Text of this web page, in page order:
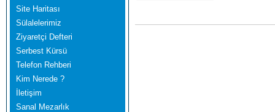
Site Haritası
Sülalelerimiz
Ziyaretçi Defteri
Serbest Kürsü
Telefon Rehberi
Kim Nerede ?
İletişim
Sanal Mezarlık